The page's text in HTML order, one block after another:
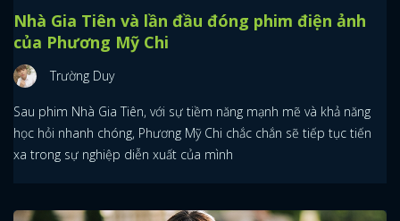
Nhà Gia Tiên và lần đầu đóng phim điện ảnh
của Phương Mỹ Chi
Trường Duy
Sau phim Nhà Gia Tiên, với sự tiềm năng mạnh mẽ và khả năng
học hỏi nhanh chóng, Phương Mỹ Chi chắc chắn sẽ tiếp tục tiến
xa trong sự nghiệp diễn xuất của mình